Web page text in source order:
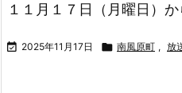
１１月１７日（月曜日）
 2025年11月17日  南風原町 , 放